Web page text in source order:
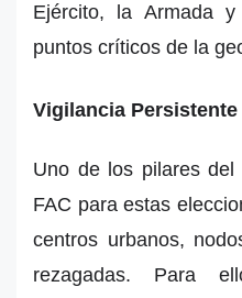
Ejército, la Armada
puntos críticos de la
Vigilancia
Uno de los pilares
FAC para estas
centros urbanos,
rezagadas. Para